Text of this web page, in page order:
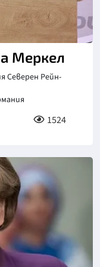
Меркел
Северен Рейн-
1524